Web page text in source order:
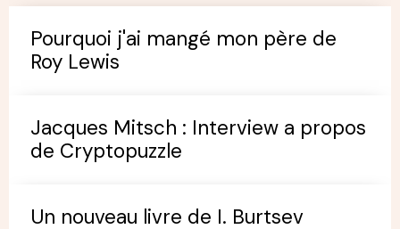
Pourquoi j'ai mangé mon père de
Roy Lewis
Jacques Mitsch : Interview a propos
de Cryptopuzzle
Un nouveau livre de I. Burtsev